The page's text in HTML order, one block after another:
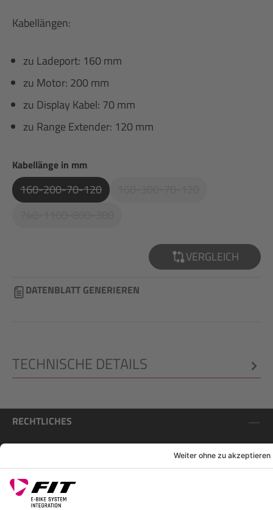
Kabellängen:
zu Ladeport: 160 mm
zu Motor: 200 mm
zu Display Kabel: 70 mm
zu Range Extender: 120 mm
Kabellänge in mmauswählen
160-200-70-120(Diese Option Ist Zurzeit Nicht Verfügbar.)
VERGLEICH
DATENBLATT GENERIEREN
TECHNISCHE DETAILS
RECHTLICHES
SERVICES